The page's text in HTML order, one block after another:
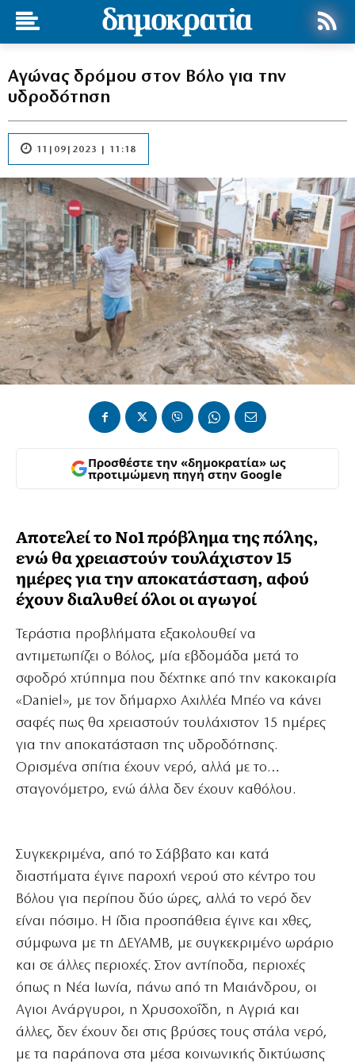
Αγώνας δρόμου στον Βόλο για την
υδροδότηση
11|09|2023 | 11:18
Προσθέστε την «δημοκρατία» ως
προτιμώμενη πηγή στην Google
Αποτελεί το Νο1 πρόβλημα της πόλης,
ενώ θα χρειαστούν τουλάχιστον 15
ημέρες για την αποκατάσταση, αφού
έχουν διαλυθεί όλοι οι αγωγοί
Τεράστια προβλήματα εξακολουθεί να
αντιμετωπίζει ο Βόλος, μία εβδομάδα μετά το
σφοδρό χτύπημα που δέχτηκε από την κακοκαιρία
«Daniel», με τον δήμαρχο Αχιλλέα Μπέο να κάνει
σαφές πως θα χρειαστούν τουλάχιστον 15 ημέρες
για την αποκατάσταση της υδροδότησης.
Ορισμένα σπίτια έχουν νερό, αλλά με το…
σταγονόμετρο, ενώ άλλα δεν έχουν καθόλου.
Συγκεκριμένα, από το Σάββατο και κατά
διαστήματα έγινε παροχή νερού στο κέντρο του
Βόλου για περίπου δύο ώρες, αλλά το νερό δεν
είναι πόσιμο. Η ίδια προσπάθεια έγινε και χθες,
σύμφωνα με τη ΔΕΥΑΜΒ, με συγκεκριμένο ωράριο
και σε άλλες περιοχές. Στον αντίποδα, περιοχές
όπως η Νέα Ιωνία, πάνω από τη Μαιάνδρου, οι
Αγιοι Ανάργυροι, η Χρυσοχοΐδη, η Αγριά και
άλλες, δεν έχουν δει στις βρύσες τους στάλα νερό,
με τα παράπονα στα μέσα κοινωνικής δικτύωσης